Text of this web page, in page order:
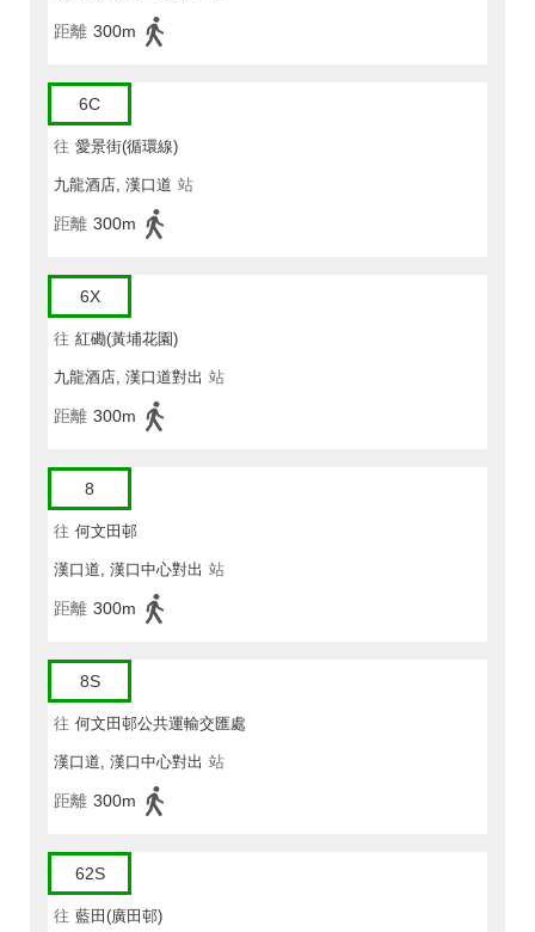
距離 300m
6C
往 愛景街(循環線)
九龍酒店, 漢口道 站
距離 300m
6X
往 紅磡(黃埔花園)
九龍酒店, 漢口道對出 站
距離 300m
8
往 何文田邨
漢口道, 漢口中心對出 站
距離 300m
8S
往 何文田邨公共運輸交匯處
漢口道, 漢口中心對出 站
距離 300m
62S
往 藍田(廣田邨)